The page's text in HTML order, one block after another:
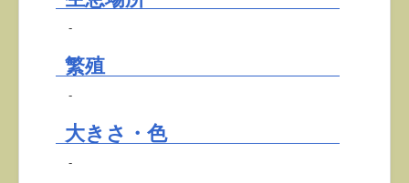
-
繁殖
-
大きさ・色
-